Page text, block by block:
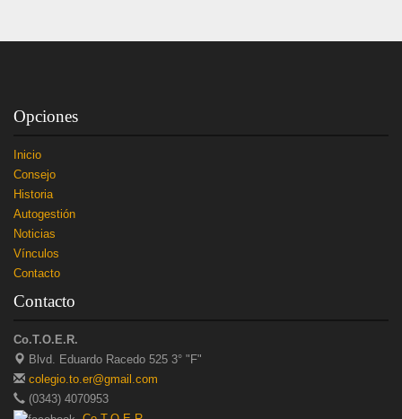
Opciones
Inicio
Consejo
Historia
Autogestión
Noticias
Vínculos
Contacto
Contacto
Co.T.O.E.R.
Blvd. Eduardo Racedo 525 3° "F"
colegio.to.er@gmail.com
(0343) 4070953